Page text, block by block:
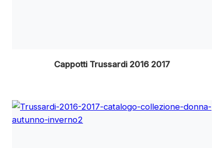
Cappotti Trussardi 2016 2017